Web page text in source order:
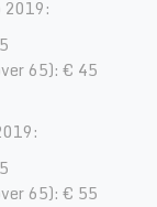
2019:
65): € 45
65): € 55